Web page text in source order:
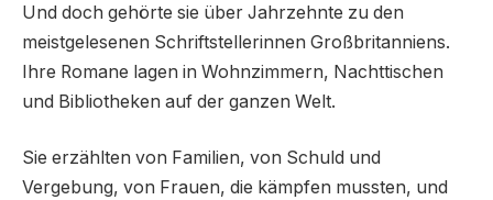
Und doch gehörte sie über Jahrzehnte zu den
meistgelesenen Schriftstellerinnen Großbritanniens.
Ihre Romane lagen in Wohnzimmern, Nachttischen
und Bibliotheken auf der ganzen Welt.
Sie erzählten von Familien, von Schuld und
Vergebung, von Frauen, die kämpfen mussten, und